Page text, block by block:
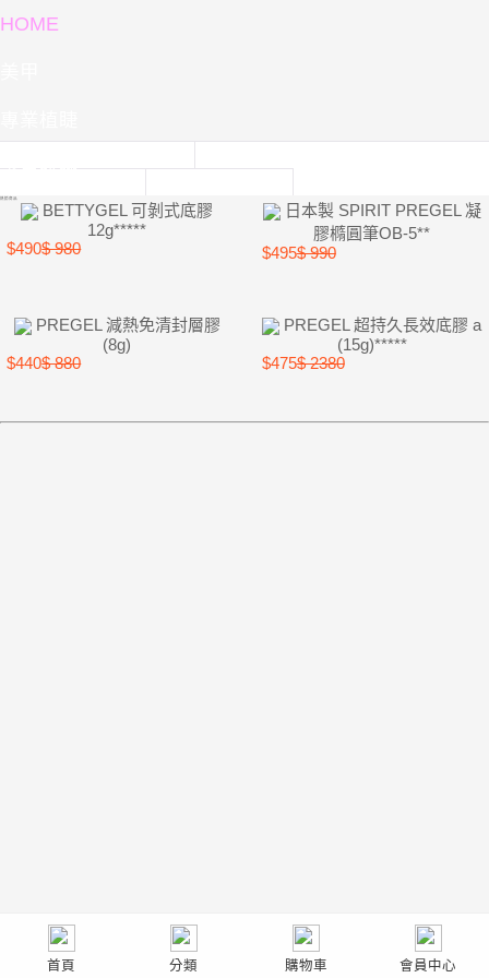
HOME
專業紋繡
熱銷商品
BETTYGEL 可剝式底膠
12g*****
$490$ 980
日本製 SPIRIT PREGEL 凝
膠橢圓筆OB-5**
$495$ 990
PREGEL 減熱免清封層膠
(8g)
$440$ 880
PREGEL 超持久長效底膠 a
(15g)*****
$475$ 2380
首頁 分類 購物車 會員中心